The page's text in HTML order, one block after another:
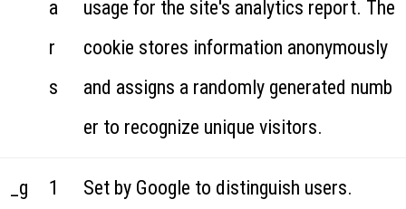
a
r
s
usage for the site's analytics report. The
cookie stores information anonymously
and assigns a randomly generated numb
er to recognize unique visitors.
_g
1
Set by Google to distinguish users.